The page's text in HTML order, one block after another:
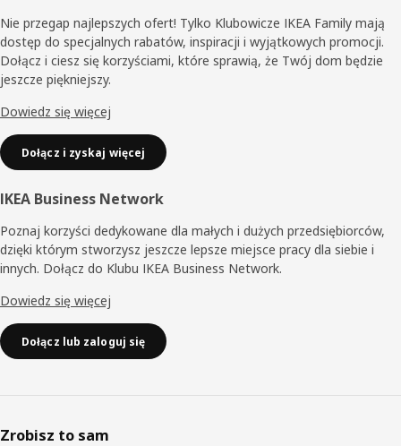
Nie przegap najlepszych ofert! Tylko Klubowicze IKEA Family mają
dostęp do specjalnych rabatów, inspiracji i wyjątkowych promocji.
Dołącz i ciesz się korzyściami, które sprawią, że Twój dom będzie
jeszcze piękniejszy.
Dowiedz się więcej
Dołącz i zyskaj więcej
IKEA Business Network
Poznaj korzyści dedykowane dla małych i dużych przedsiębiorców,
dzięki którym stworzysz jeszcze lepsze miejsce pracy dla siebie i
innych. Dołącz do Klubu IKEA Business Network.
Dowiedz się więcej
Dołącz lub zaloguj się
Zrobisz to sam